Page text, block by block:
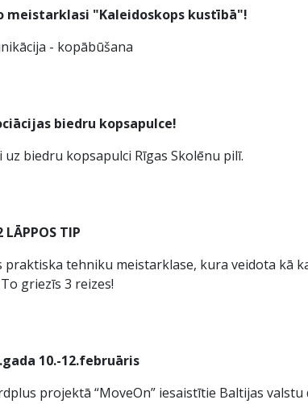
"Kaleidoskops kustībā"!
- kopābūšana
biedru kopsapulce!
biedru kopsapulci Rīgas Skolēnu pilī.
TIP
praktiska tehniku meistarklase, kura veidota kā
griezīs 3 reizes!
10.-12.februāris
projektā “MoveOn” iesaistītie Baltijas